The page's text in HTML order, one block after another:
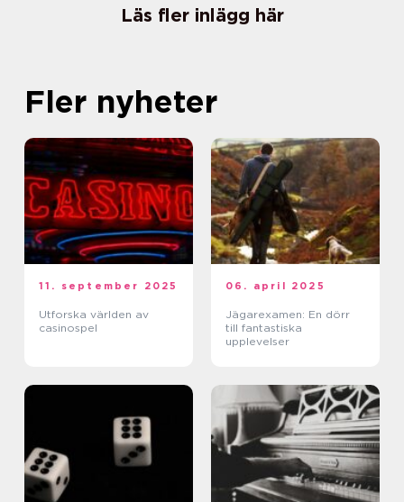
Läs fler inlägg här
Fler nyheter
11. september 2025
Utforska världen av
casinospel
06. april 2025
Jägarexamen: En dörr
till fantastiska
upplevelser